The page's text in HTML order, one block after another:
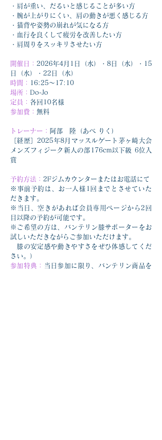
・肩が重い、だるいと感じることが多い方
・腕が上がりにくい、肩の動きが悪く感じる方
・猫背や姿勢の崩れが気になる方
・血行を良くして疲労を改善したい方
・肩周りをスッキリさせたい方
開催日： 2026年4月1日（水）・8日（水）・15
日（水）・22日（水）
時間：
16:25～17:10
場所： Do-Jo
定員： 各回10名様
参加費： 無料
トレーナー：
阿部　陸（あべ りく）
［経歴］2025年8月マッスルゲート茅ヶ崎大会
メンズフィジーク新人の部176cm以下級 6位入
賞
予約方法： 2Fジムカウンターまたはお電話にて
※事前予約は、お一人様1回までとさせていた
だきます。
※当日、空きがあれば会員専用ページから2回
目以降の予約が可能です。
※ご希望の方は、バンテリン膝サポーターをお
試しいただきながらご参加いただけます。
膝の安定感や動きやすさをぜひ体感してくだ
さい。）
参加特典： 当日参加に限り、バンテリン商品を